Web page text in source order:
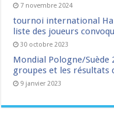
7 novembre 2024
tournoi international
liste des joueurs
30 octobre 2023
Mondial Pologne/
groupes et les résultats
9 janvier 2023